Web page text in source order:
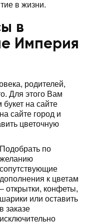
в жизни.
в
Империя
родителей,
Для этого Вам
на сайте
сайте город и
цветочную
Подобрать по
желанию
сопутствующие
дополнения к цветам
– открытки, конфеты,
шарики или оставить
в заказе
исключительно